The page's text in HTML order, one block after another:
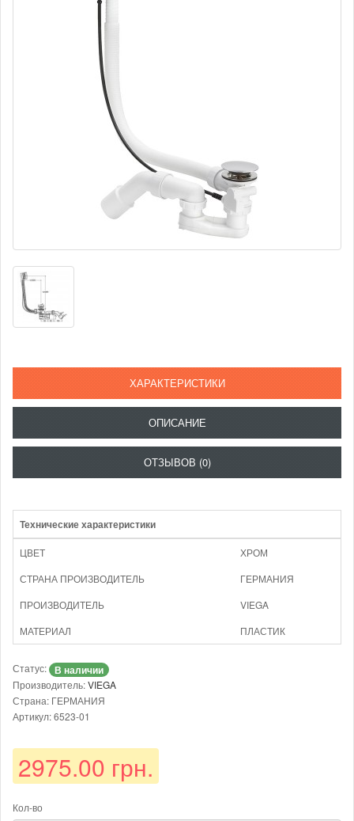
ХАРАКТЕРИСТИКИ
ОПИСАНИЕ
ОТЗЫВОВ (0)
Технические характеристики
ЦВЕТ
ХРОМ
СТРАНА ПРОИЗВОДИТЕЛЬ
ГЕРМАНИЯ
ПРОИЗВОДИТЕЛЬ
VIEGA
МАТЕРИАЛ
ПЛАСТИК
Статус: В наличии
Производитель:VIEGA
Страна: ГЕРМАНИЯ
Артикул: 6523-01
2975.00 грн.
Кол-во